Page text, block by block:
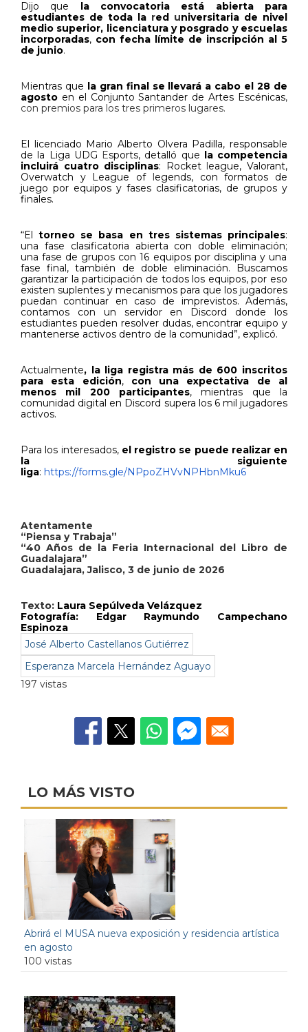
Dijo que la convocatoria está abierta para
estudiantes de toda la red universitaria de nivel
medio superior, licenciatura y posgrado y escuelas
incorporadas, con fecha límite de inscripción al 5
de junio.
Mientras que la gran final se llevará a cabo el 28 de
agosto en el Conjunto Santander de Artes Escénicas,
con premios para los tres primeros lugares.
El licenciado Mario Alberto Olvera Padilla, responsable
de la Liga UDG Esports, detalló que la competencia
incluirá cuatro disciplinas: Rocket league, Valorant,
Overwatch y League of legends, con formatos de
juego por equipos y fases clasificatorias, de grupos y
finales.
“Eltorneo se basa en tres sistemas principales:
una fase clasificatoria abierta con doble eliminación;
una fase de grupos con 16 equipos por disciplina y una
fase final, también de doble eliminación. Buscamos
garantizar la participación de todos los equipos, por eso
existen suplentes y mecanismos para que los jugadores
puedan continuar en caso de imprevistos. Además,
contamos con un servidor en Discord donde los
estudiantes pueden resolver dudas, encontrar equipo y
mantenerse activos dentro de la comunidad”, explicó.
Actualmente, la liga registra más de 600 inscritos
para esta edición, con una expectativa de al
menos mil 200 participantes, mientras que la
comunidad digital en Discord supera los 6 mil jugadores
activos.
Para los interesados, el registro se puede realizar en
la siguiente
liga: https://forms.gle/NPpoZHVvNPHbnMku6
Atentamente
“Piensa y Trabaja”
“40 Años de la Feria Internacional del Libro de
Guadalajara”
Guadalajara, Jalisco, 3 de junio de 2026
Texto: Laura Sepúlveda Velázquez
Fotografía: Edgar Raymundo Campechano
Espinoza
José Alberto Castellanos Gutiérrez
Esperanza Marcela Hernández Aguayo
197 vistas
LO MÁS VISTO
Abrirá el MUSA nueva exposición y residencia artística
en agosto
100 vistas